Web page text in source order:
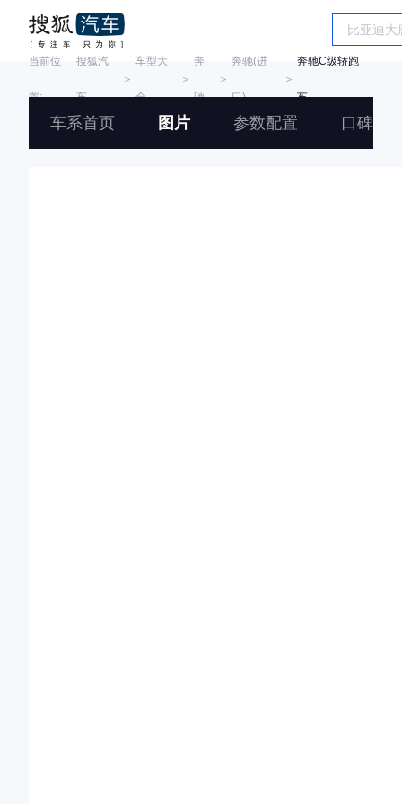
当前位
置:
搜狐汽
车
＞
车型大
全
＞
奔
驰
＞
奔驰(进
口)
＞
奔驰C级轿跑
车
车系首页 图片 参数配置 口碑